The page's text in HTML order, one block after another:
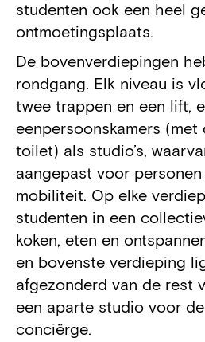
studenten ook een heel
ontmoetingsplaats.
De bovenverdiepingen
rondgang. Elk niveau is
twee trappen en een lift,
eenpersoonskamers
toilet) als studio’s,
aangepast voor
mobiliteit. Op elke
studenten in een
koken, eten en
en bovenste verdieping
afgezonderd van de rest
een aparte studio voor
conciërge.